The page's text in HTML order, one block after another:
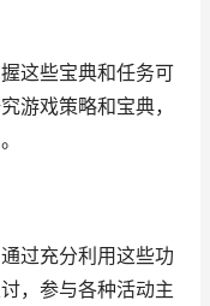
这些宝典和任务可
游戏策略和宝典，
过充分利用这些功
，参与各种活动主